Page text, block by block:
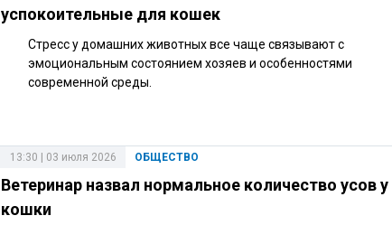
успокоительные для кошек
Стресс у домашних животных все чаще связывают с
эмоциональным состоянием хозяев и особенностями
современной среды.
ОБЩЕСТВО
13:30 | 03 июля 2026
Ветеринар назвал нормальное количество усов у
кошки